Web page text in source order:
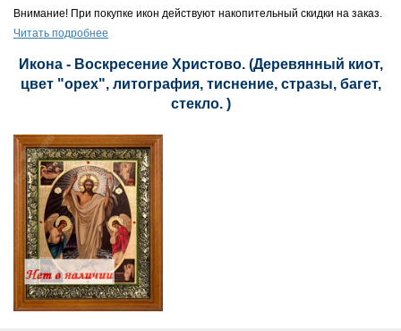
Внимание! При покупке икон действуют накопительный скидки на заказ.
Читать подробнее
Икона - Воскресение Христово. (Деревянный киот,
цвет "орех", литография, тиснение, стразы, багет,
стекло. )